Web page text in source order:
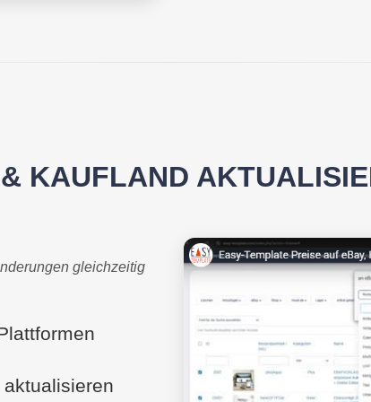
KAUFLAND
gleichzeitig